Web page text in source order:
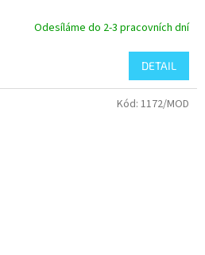
Odesíláme do 2-3 pracovních dní
DETAIL
Kód: 1172/MOD